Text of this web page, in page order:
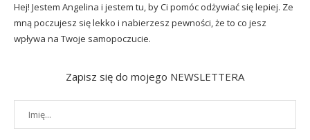
Hej! Jestem Angelina i jestem tu, by Ci pomóc odżywiać się lepiej. Ze
mną poczujesz się lekko i nabierzesz pewności, że to co jesz
wpływa na Twoje samopoczucie.
Zapisz się do mojego NEWSLETTERA